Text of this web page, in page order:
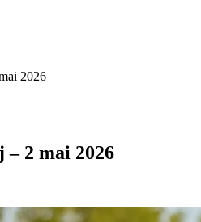
2026
2 mai 2026